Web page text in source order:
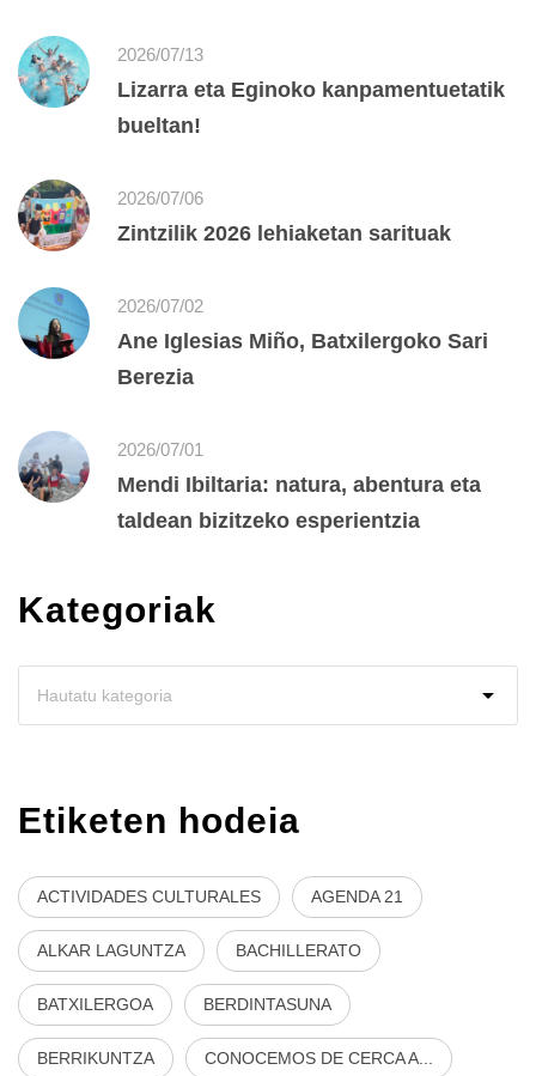
2026/07/13
Lizarra eta Eginoko kanpamentuetatik
bueltan!
2026/07/06
Zintzilik 2026 lehiaketan sarituak
2026/07/02
Ane Iglesias Miño, Batxilergoko Sari
Berezia
2026/07/01
Mendi Ibiltaria: natura, abentura eta
taldean bizitzeko esperientzia
Kategoriak
Etiketen hodeia
ACTIVIDADES CULTURALES AGENDA 21
ALKAR LAGUNTZA BACHILLERATO
BATXILERGOA BERDINTASUNA
BERRIKUNTZA CONOCEMOS DE CERCA A...